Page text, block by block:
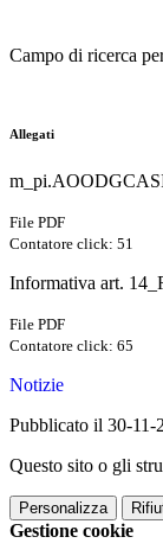
Campo di ricerca
Allegati
File PDF
Contatore click: 51
Informativa art.
File PDF
Contatore click: 65
Notizie
Pubblicato il 30-11-
Questo sito o gli
Personalizza
Gestione cookie